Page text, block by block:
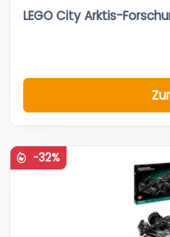
LEGO City Arktis-
-32%